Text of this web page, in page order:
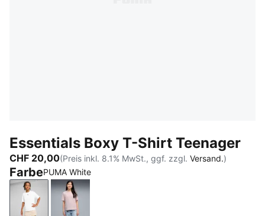
Essentials Boxy T-Shirt Teenager
CHF 20,00(Preis inkl. 8.1% MwSt., ggf. zzgl. Versand.)
FarbePUMA White
PUMA WhiteMisty Pink